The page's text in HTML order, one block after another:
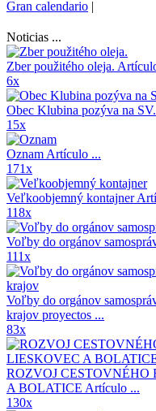
Gran calendario |
Noticias ...
Zber použitého oleja.
6x
Obec Klubina pozýva na
15x
Oznam Artículo ...
171x
Veľkoobjemný kontajner
118x
Voľby do orgánov
111x
Voľby do orgánov
krajov proyectos ...
83x
ROZVOJ
A BOLATICE Artículo ...
130x